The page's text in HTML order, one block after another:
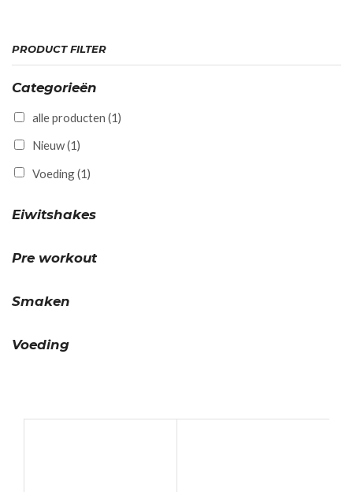
PRODUCT FILTER
Categorieën
alle producten (1)
Nieuw(1)
Voeding(1)
Eiwitshakes
Pre workout
Smaken
Voeding